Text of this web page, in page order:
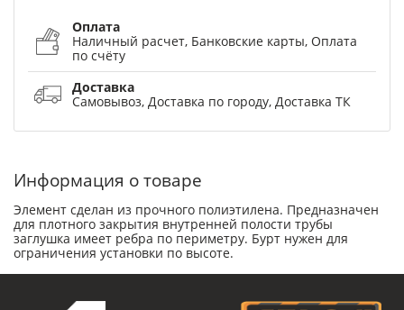
Оплата
Наличный расчет, Банковские карты, Оплата
по счёту
Доставка
Самовывоз, Доставка по городу, Доставка ТК
Информация о товаре
Элемент сделан из прочного полиэтилена. Предназначен
для плотного закрытия внутренней полости трубы
заглушка имеет ребра по периметру. Бурт нужен для
ограничения установки по высоте.